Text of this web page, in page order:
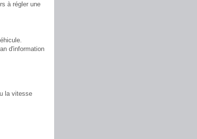
à régler une
d'information
la vitesse